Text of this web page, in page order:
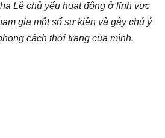
Lê chủ yếu hoạt động ở lĩnh vực
gia một số sự kiện và gây chú ý
cách thời trang của mình.